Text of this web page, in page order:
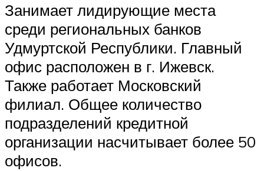
Занимает лидирующие места
среди региональных банков
Удмуртской Республики. Главный
офис расположен в г. Ижевск.
Также работает Московский
филиал. Общее количество
подразделений кредитной
организации насчитывает более 50
офисов.